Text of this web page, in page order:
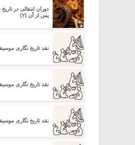
دوران انتقالی در
پس از آن (۲)
نقد تاریخ نگاری
نقد تاریخ نگاری
نقد تاریخ نگاری